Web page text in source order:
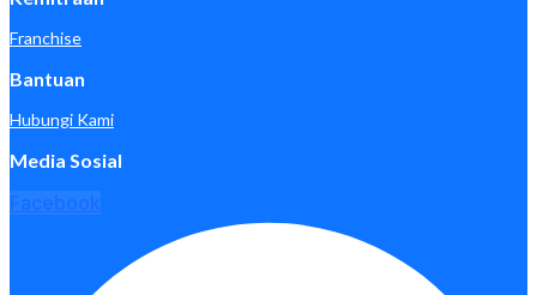
Franchise
Bantuan
Hubungi Kami
Media Sosial